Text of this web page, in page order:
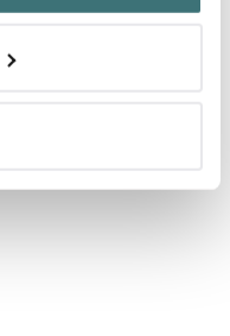
aktivt skanna den för
uppgifter
samtycke när som
och annonserna
att du tycker om. Det
trafik och göra
våra kunder